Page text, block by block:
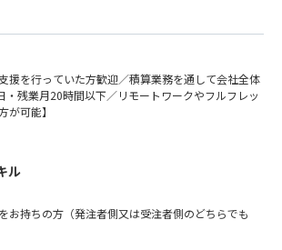
援を行っていた方歓迎／積算業務を通して会社全体
残業月20時間以下／リモートワークやフルフレッ
が可能】
拡大に向けた官積算戦略の立案・推進・支援・指導
していただきます。
務および各支店に対する指導・支援
関する営業情報の収集・整理・分析と、これに係る
ル
お持ちの方（発注者側又は受注者側のどちらでも